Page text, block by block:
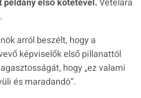
arról beszélt, hogy a
képviselők első pillanattól
hogy„ez valami
és maradandó”.